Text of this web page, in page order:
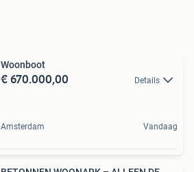
Woonboot
€ 670.000,00 Details
Amsterdam Vandaag